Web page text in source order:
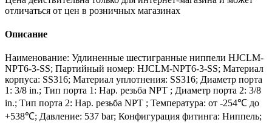
отличаться от цен в розничных магазинах
Описание
Наименование: Удлиненные шестигранные ниппели HJCLM-
NPT6-3-SS; Партийный номер: HJCLM-NPT6-3-SS; Материал
корпуса: SS316; Материал уплотнения: SS316; Диаметр порта
1: 3/8 in.; Тип порта 1: Нар. резьба NPT ; Диаметр порта 2: 3/8
in.; Тип порта 2: Нар. резьба NPT ; Температура: от -254℃ до
+538℃; Давление: 537 bar; Конфигурация фитинга: Ниппель;